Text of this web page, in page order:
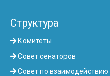
Структура
Комитеты
Совет сенаторов
Совет по взаимодействию